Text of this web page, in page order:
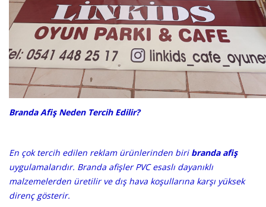
Branda Afiş Neden Tercih Edilir?
En çok tercih edilen reklam ürünlerinden biri branda afiş
uygulamalarıdır. Branda afişler PVC esaslı dayanıklı
malzemelerden üretilir ve dış hava koşullarına karşı yüksek
direnç gösterir.